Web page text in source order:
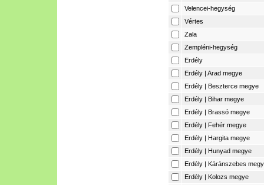
Velencei-hegység
Vértes
Zala
Zempléni-hegység
Erdély
Erdély | Arad megye
Erdély | Beszterce megye
Erdély | Bihar megye
Erdély | Brassó megye
Erdély | Fehér megye
Erdély | Hargita megye
Erdély | Hunyad megye
Erdély | Káránszebes
Erdély | Kolozs megye